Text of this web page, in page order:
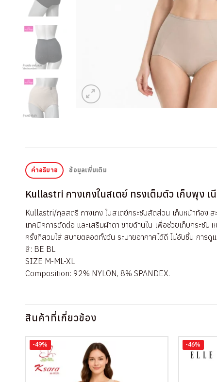
คำอธิบาย ข้อมูลเพิ่มเติม
Kullastri กางเกงในสเตย์ ทรงเต็มตัว เก็บพุง เ
Kullastri/กุลสตรี กางเกง ในสเตย์กระชับสัดส่วน เก็บหน้าท้อง
เทคนิคการตัดต่อ และเสริมผ้าตา ข่ายด้านใน เพื่อช่วยเก็บกระ
ครั้งที่สวมใส่ สบายตลอดทั้งวัน ระบายอากาศได้ดี ไม่อับชื้น การ
สี: BE BL
SIZE M-ML-XL
Composition: 92% NYLON, 8% SPANDEX.
สินค้าที่เกี่ยวข้อง
-49% -46%